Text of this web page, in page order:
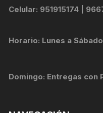
Celular: 951915174 |
Horario: Lunes a
Domingo: Entregas con